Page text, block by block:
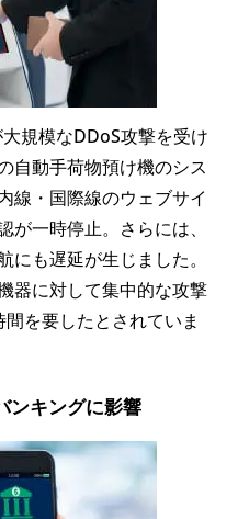
規模なDDoS攻撃を受け
自動手荷物預け機のシス
線・国際線のウェブサイ
が一時停止。さらには、
も遅延が生じました。
器に対して集中的な攻撃
を要したとされていま
ンキングに影響